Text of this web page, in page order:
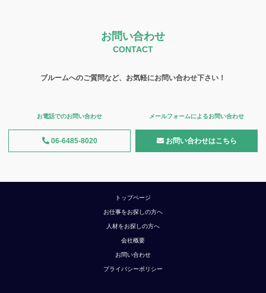
お問い合わせ
CONTACT
ブルームへのご質問など、お気軽にお問い合わせ下さい！
お電話でのお問い合わせ
06-6485-8020
メールフォームによるお問い合わせ
お問い合わせはこちら
トップページ
お仕事をお探しの方へ
人材をお探しの方へ
会社概要
お問い合わせ
プライバシーポリシー